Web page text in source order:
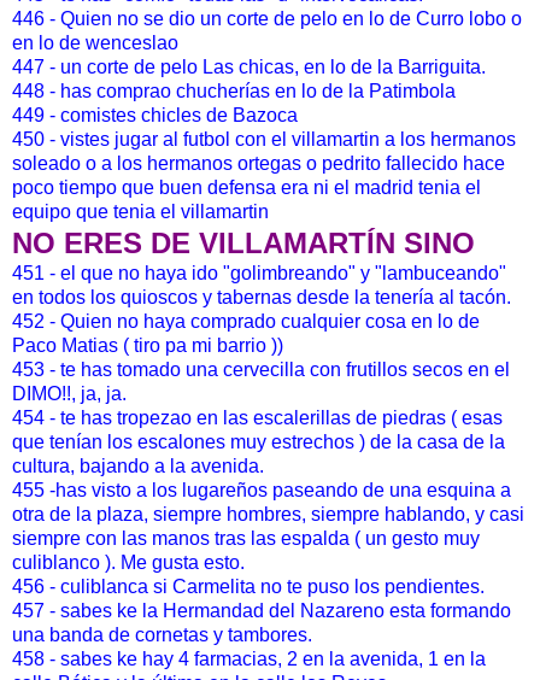
446 - Quien no se dio un corte de pelo en lo de Curro lobo o
en lo de wenceslao
447 - un corte de pelo Las chicas, en lo de la Barriguita.
448 - has comprao chucherías en lo de la Patimbola
449 - comistes chicles de Bazoca
450 - vistes jugar al futbol con el villamartin a los hermanos
soleado o a los hermanos ortegas o pedrito fallecido hace
poco tiempo que buen defensa era ni el madrid tenia el
equipo que tenia el villamartin
NO ERES DE VILLAMARTÍN SINO
451 - el que no haya ido "golimbreando" y "lambuceando"
en todos los quioscos y tabernas desde la tenería al tacón.
452 - Quien no haya comprado cualquier cosa en lo de
Paco Matias ( tiro pa mi barrio ))
453 - te has tomado una cervecilla con frutillos secos en el
DIMO!!, ja, ja.
454 - te has tropezao en las escalerillas de piedras ( esas
que tenían los escalones muy estrechos ) de la casa de la
cultura, bajando a la avenida.
455 -has visto a los lugareños paseando de una esquina a
otra de la plaza, siempre hombres, siempre hablando, y casi
siempre con las manos tras las espalda ( un gesto muy
culiblanco ). Me gusta esto.
456 - culiblanca si Carmelita no te puso los pendientes.
457 - sabes ke la Hermandad del Nazareno esta formando
una banda de cornetas y tambores.
458 - sabes ke hay 4 farmacias, 2 en la avenida, 1 en la